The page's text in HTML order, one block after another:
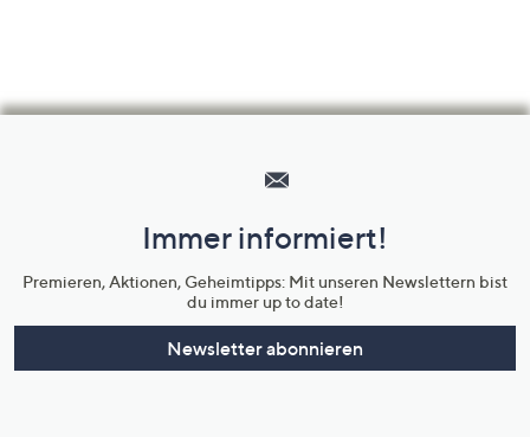
Unternehmensinformationen
Immer informiert!
Premieren, Aktionen, Geheimtipps: Mit unseren Newslettern bist
du immer up to date!
Newsletter abonnieren